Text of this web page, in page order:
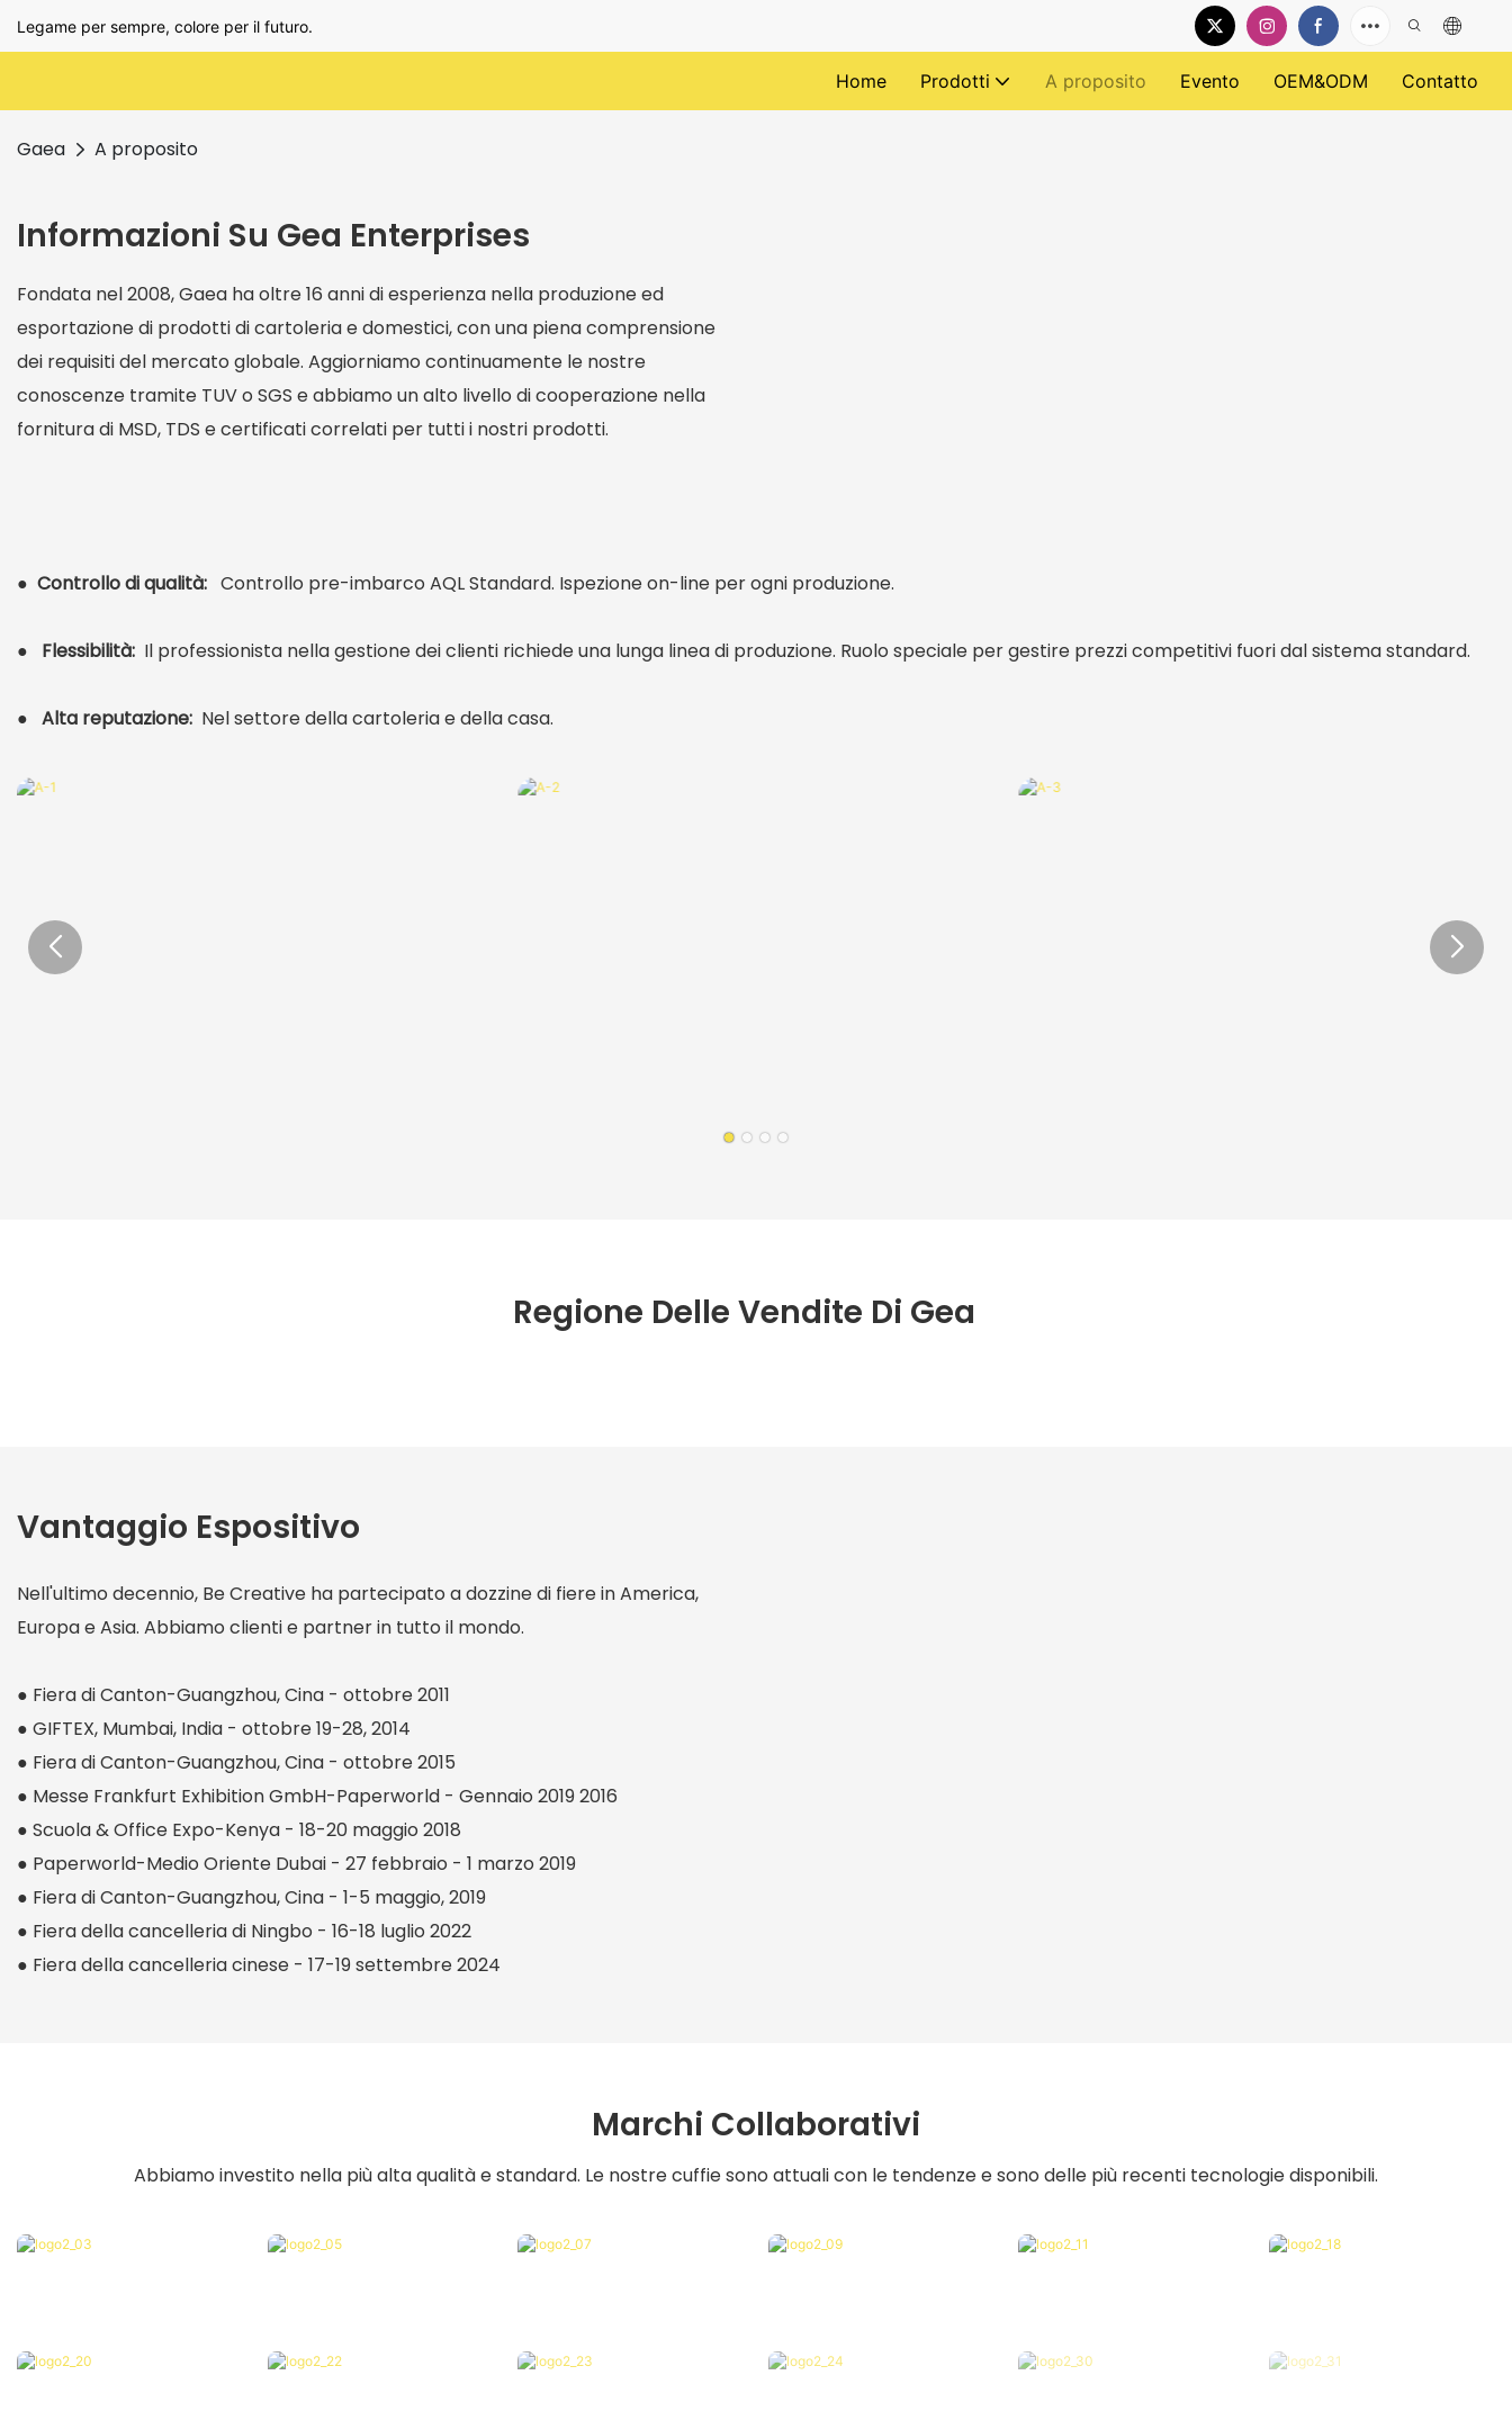
Legame per sempre, colore per il futuro.
Home Prodotti A proposito Evento OEM&ODM Contatto
Gaea A proposito
Informazioni Su Gea Enterprises
Fondata nel 2008, Gaea ha oltre 16 anni di esperienza nella produzione ed
esportazione di prodotti di cartoleria e domestici, con una piena comprensione
dei requisiti del mercato globale. Aggiorniamo continuamente le nostre
conoscenze tramite TUV o SGS e abbiamo un alto livello di cooperazione nella
fornitura di MSD, TDS e certificati correlati per tutti i nostri prodotti.
● Controllo di qualità: Controllo pre-imbarco AQL Standard. Ispezione on-line per ogni produzione.
● Flessibilità: Il professionista nella gestione dei clienti richiede una lunga linea di produzione. Ruolo speciale per gestire prezzi competitivi fuori dal sistema standard.
● Alta reputazione: Nel settore della cartoleria e della casa.
Regione Delle Vendite Di Gea
Vantaggio Espositivo
Nell'ultimo decennio, Be Creative ha partecipato a dozzine di fiere in America,
Europa e Asia. Abbiamo clienti e partner in tutto il mondo.
● Fiera di Canton-Guangzhou, Cina - ottobre 2011
● GIFTEX, Mumbai, India - ottobre 19-28, 2014
● Fiera di Canton-Guangzhou, Cina - ottobre 2015
● Messe Frankfurt Exhibition GmbH-Paperworld - Gennaio 2019 2016
● Scuola & Office Expo-Kenya - 18-20 maggio 2018
● Paperworld-Medio Oriente Dubai - 27 febbraio - 1 marzo 2019
● Fiera di Canton-Guangzhou, Cina - 1-5 maggio, 2019
● Fiera della cancelleria di Ningbo - 16-18 luglio 2022
● Fiera della cancelleria cinese - 17-19 settembre 2024
Marchi Collaborativi
Abbiamo investito nella più alta qualità e standard. Le nostre cuffie sono attuali con le tendenze e sono delle più recenti tecnologie disponibili.